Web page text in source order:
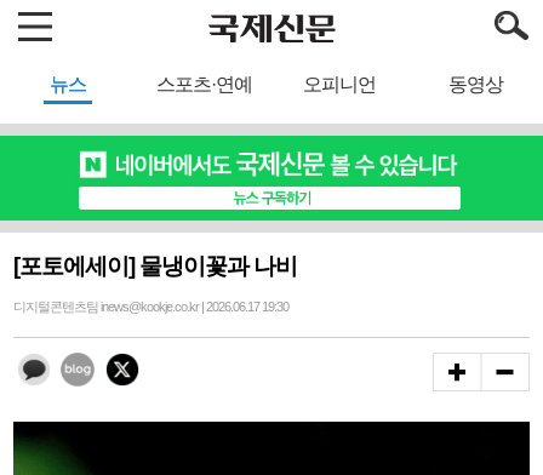
뉴스 스포츠·연예 오피니언 동영상
[포토에세이] 물냉이꽃과 나비
디지털콘텐츠팀 inews@kookje.co.kr | 2026.06.17 19:30